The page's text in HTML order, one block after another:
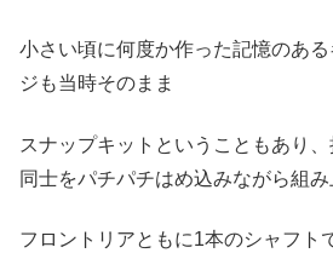
小さい頃に何度か作った記憶のあ
ジも当時そのまま
スナップキットということもあり
同士をパチパチはめ込みながら組
フロントリアともに1本のシャフト